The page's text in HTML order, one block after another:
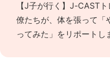
【J子が行く】 J-CASTト
僚たちが、体を張って「
ってみた」をリポートし